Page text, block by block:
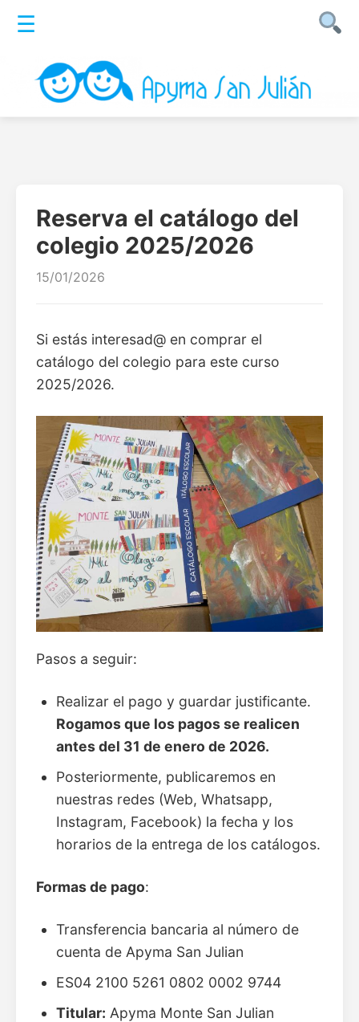
☰
Reserva el catálogo del
colegio 2025/2026
15/01/2026
Si estás interesad@ en comprar el
catálogo del colegio para este curso
2025/2026.
Pasos a seguir:
Realizar el pago y guardar justificante.
Rogamos que los pagos se realicen
antes del 31 de enero de 2026.
Posteriormente, publicaremos en
nuestras redes (Web, Whatsapp,
Instagram, Facebook) la fecha y los
horarios de la entrega de los catálogos.
Formas de pago:
Transferencia bancaria al número de
cuenta de Apyma San Julian
ES04 2100 5261 0802 0002 9744
Titular: Apyma Monte San Julian